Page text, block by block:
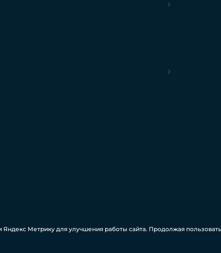
Метрику для улучшения работы сайта. Продолжая